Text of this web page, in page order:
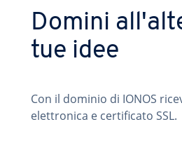
Domini
tue idee
Con il dominio di IONOS
elettronica e certificato SSL.